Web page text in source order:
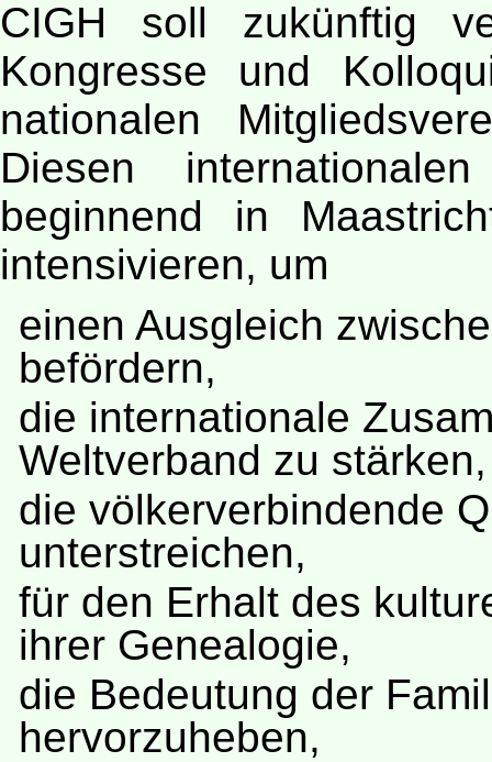
CIGH soll zukünftig
Kongresse und
nationalen
Diesen
beginnend in
intensivieren, um
einen Ausgleich
befördern,
die internationale
Weltverband zu stärken,
die völkerverbindende
unterstreichen,
für den Erhalt des
ihrer Genealogie,
die Bedeutung der
hervorzuheben,